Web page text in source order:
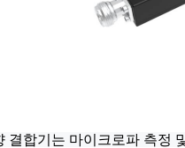
결합기는 마이크로파 측정